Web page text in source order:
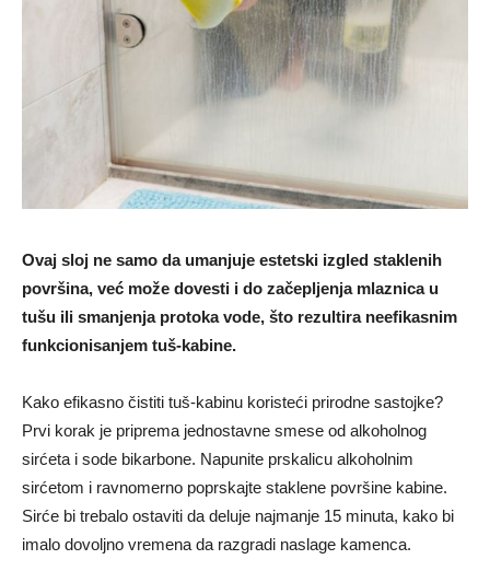
Ovaj sloj ne samo da umanjuje estetski izgled staklenih
površina, već može dovesti i do začepljenja mlaznica u
tušu ili smanjenja protoka vode, što rezultira neefikasnim
funkcionisanjem tuš-kabine.
Kako efikasno čistiti tuš-kabinu koristeći prirodne sastojke?
Prvi korak je priprema jednostavne smese od alkoholnog
sirćeta i sode bikarbone. Napunite prskalicu alkoholnim
sirćetom i ravnomerno poprskajte staklene površine kabine.
Sirće bi trebalo ostaviti da deluje najmanje 15 minuta, kako bi
imalo dovoljno vremena da razgradi naslage kamenca.